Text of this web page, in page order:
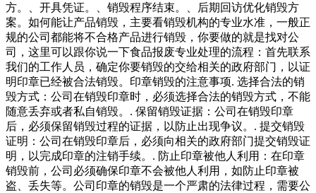
方。、开具凭证。、销毁程序结束。、后期回访优化销毁方
案。如何能让产品销毁，主要看销毁机构的专业水准，一般正
规的公司都能将不合格产品进行销毁，你要做的就是找对公
司，这里可以跟你说一下食品报废专业处理的流程：首先联系
我们的工作人员，确定你要销毁的交给相关的政府部门，以证
明印章已经被合法销毁。印章销毁的注意事项. 选择合法的销
毁方式：公司在销毁印章时，必须选择合法的销毁方式，不能
随意丢弃或者私自销毁。. 保留销毁证据：公司在销毁印章
后，必须保留销毁过程的证据，以防止出现争议。. 提交销毁
证明：公司在销毁印章后，必须向相关的政府部门提交销毁证
明，以完成印章的注销手续。. 防止印章被他人利用：在印章
销毁前，公司必须确保印章不会被他人利用，如防止印章被
盗、丢失等。公司印章的销毁是一个严肃的法律过程，需要公